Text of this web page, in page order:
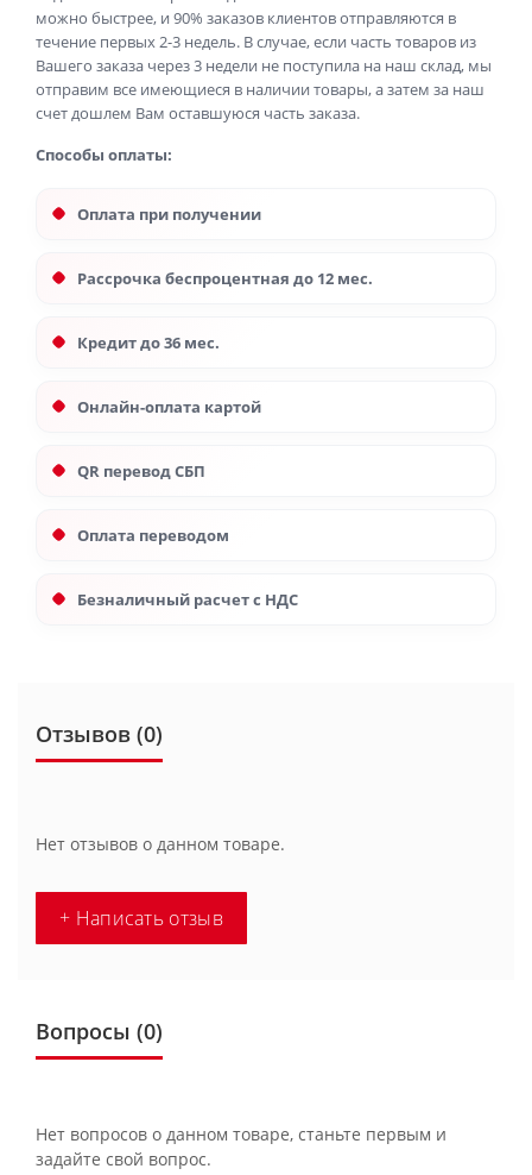
можно быстрее, и 90% заказов клиентов отправляются в
течение первых 2-3 недель. В случае, если часть товаров из
Вашего заказа через 3 недели не поступила на наш склад, мы
отправим все имеющиеся в наличии товары, а затем за наш
счет дошлем Вам оставшуюся часть заказа.
Способы оплаты:
Оплата при получении
Рассрочка беспроцентная до 12 мес.
Кредит до 36 мес.
Онлайн-оплата картой
QR перевод СБП
Оплата переводом
Безналичный расчет с НДС
Отзывов (0)
Нет отзывов о данном товаре.
+ Написать отзыв
Вопросы (0)
Нет вопросов о данном товаре, станьте первым и
задайте свой вопрос.